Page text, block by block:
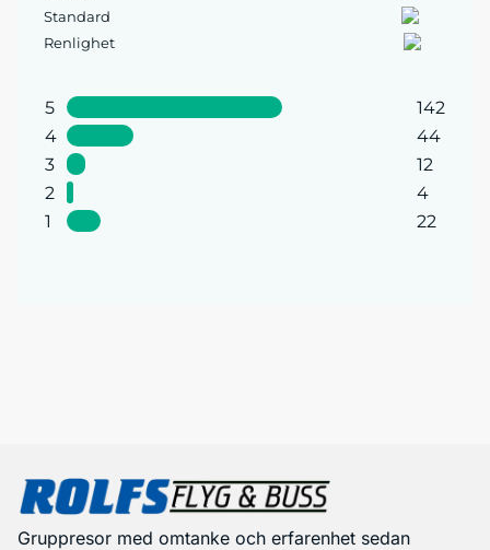
Standard
Renlighet
5
142
4
44
3
12
2
4
1
22
Gruppresor med omtanke och erfarenhet sedan